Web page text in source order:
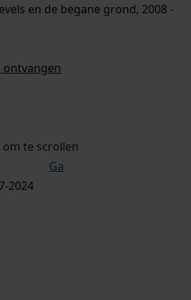
en de begane grond, 2008 -
ontvangen
om te scrollen
Ga
2024